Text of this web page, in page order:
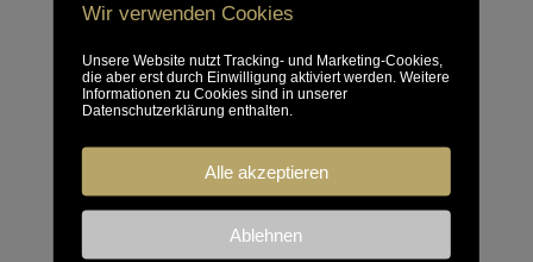
Wir verwenden Cookies
Unsere Website nutzt Tracking- und Marketing-Cookies,
die aber erst durch Einwilligung aktiviert werden. Weitere
Informationen zu Cookies sind in unserer
Datenschutzerklärung enthalten.
Alle akzeptieren
Ablehnen